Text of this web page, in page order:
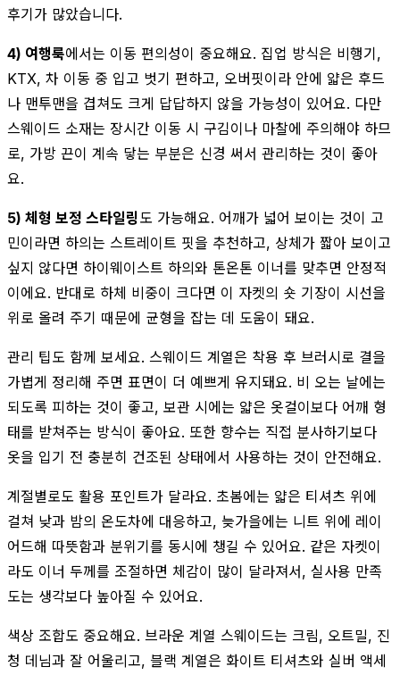
후기가 많았습니다.
4) 여행룩에서는 이동 편의성이 중요해요. 집업 방식은 비행기,
KTX, 차 이동 중 입고 벗기 편하고, 오버핏이라 안에 얇은 후드
나 맨투맨을 겹쳐도 크게 답답하지 않을 가능성이 있어요. 다만
스웨이드 소재는 장시간 이동 시 구김이나 마찰에 주의해야 하므
로, 가방 끈이 계속 닿는 부분은 신경 써서 관리하는 것이 좋아
요.
5) 체형 보정 스타일링도 가능해요. 어깨가 넓어 보이는 것이 고
민이라면 하의는 스트레이트 핏을 추천하고, 상체가 짧아 보이고
싶지 않다면 하이웨이스트 하의와 톤온톤 이너를 맞추면 안정적
이에요. 반대로 하체 비중이 크다면 이 자켓의 숏 기장이 시선을
위로 올려 주기 때문에 균형을 잡는 데 도움이 돼요.
관리 팁도 함께 보세요. 스웨이드 계열은 착용 후 브러시로 결을
가볍게 정리해 주면 표면이 더 예쁘게 유지돼요. 비 오는 날에는
되도록 피하는 것이 좋고, 보관 시에는 얇은 옷걸이보다 어깨 형
태를 받쳐주는 방식이 좋아요. 또한 향수는 직접 분사하기보다
옷을 입기 전 충분히 건조된 상태에서 사용하는 것이 안전해요.
계절별로도 활용 포인트가 달라요. 초봄에는 얇은 티셔츠 위에
걸쳐 낮과 밤의 온도차에 대응하고, 늦가을에는 니트 위에 레이
어드해 따뜻함과 분위기를 동시에 챙길 수 있어요. 같은 자켓이
라도 이너 두께를 조절하면 체감이 많이 달라져서, 실사용 만족
도는 생각보다 높아질 수 있어요.
색상 조합도 중요해요. 브라운 계열 스웨이드는 크림, 오트밀, 진
청 데님과 잘 어울리고, 블랙 계열은 화이트 티셔츠와 실버 액세